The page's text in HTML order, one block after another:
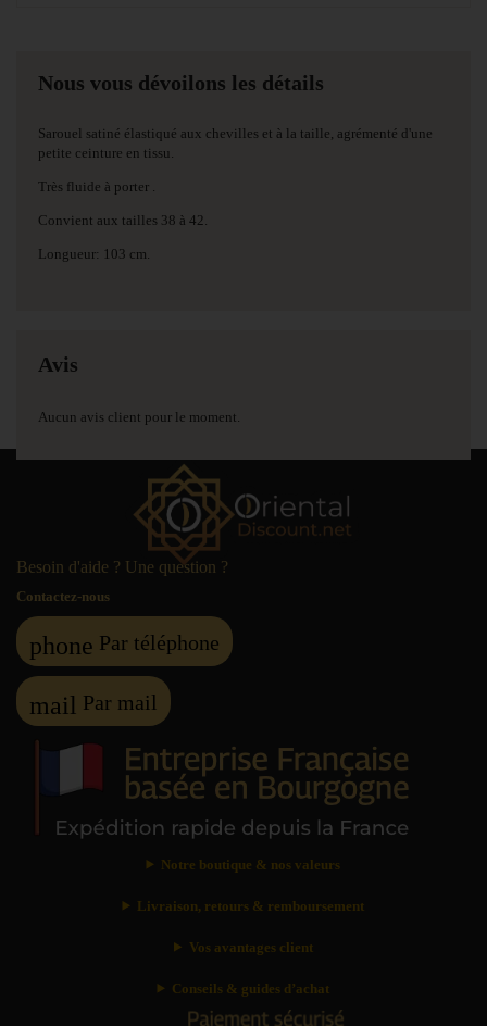
Nous vous dévoilons les détails
Sarouel satiné élastiqué aux chevilles et à la taille, agrémenté d'une
petite ceinture en tissu.
Très fluide à porter .
Convient aux tailles 38 à 42.
Longueur: 103 cm.
Avis
Aucun avis client pour le moment.
Besoin d'aide ? Une question ?
Contactez-nous
phone Par téléphone
mail Par mail
Notre boutique & nos valeurs
Livraison, retours & remboursement
Vos avantages client
Conseils & guides d’achat